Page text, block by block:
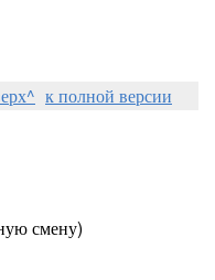
к полной версии
смену)